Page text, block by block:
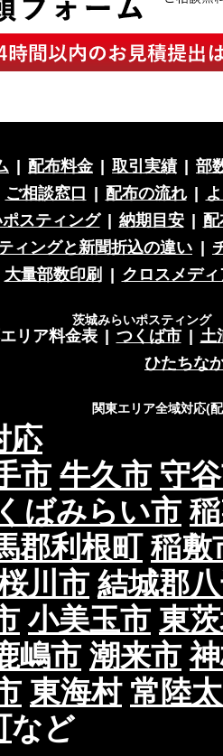
配布料金 取引実績
部
ご相談窓口 配布の流れ
スティング
納期目安
ィングと新聞折込の違い
大量部数印刷 クロスメディ
茨城みらいポスティング
リア料金表 つくば市
土
ひたちな
関東エリア全域対応(
応
市 牛久市 守
ばみらい市
郡利根町 稲敷
川市 結城郡
小美玉市 東
嶋市 潮来市
東海村 常陸
など